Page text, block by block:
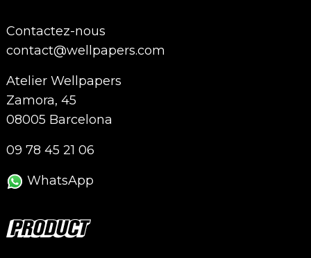
Contactez-nous
contact@wellpapers.com
Atelier Wellpapers
Zamora, 45
08005 Barcelona
09 78 45 21 06
WhatsApp